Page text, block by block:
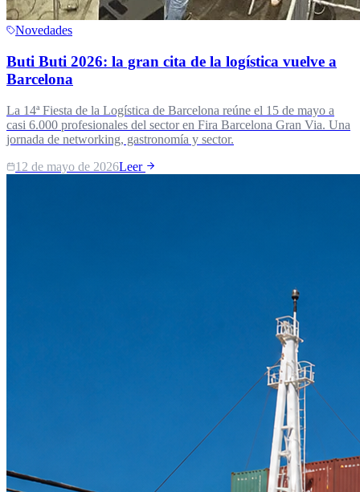
Novedades
Buti Buti 2026: la gran cita de la logística vuelve a
Barcelona
La 14ª Fiesta de la Logística de Barcelona reúne el 15 de mayo a
casi 6.000 profesionales del sector en Fira Barcelona Gran Via. Una
jornada de networking, gastronomía y sector.
12 de mayo de 2026Leer